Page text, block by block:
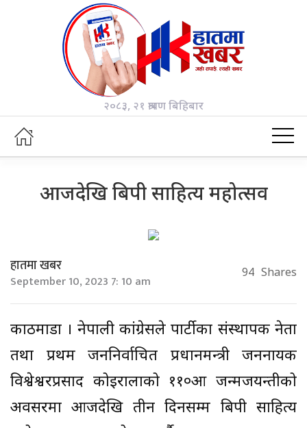
२०८३, २१ श्रावण बिहिबार
आजदेखि बिपी साहित्य महोत्सव
हातमा खबर
September 10, 2023 7: 10 am 94 Shares
काठमाडौँ । नेपाली कांग्रेसले पार्टीका संस्थापक नेता
तथा प्रथम जननिर्वाचित प्रधानमन्त्री जननायक
विश्वेश्वरप्रसाद कोइरालाको ११०औँ जन्मजयन्तीको
अवसरमा आजदेखि तीन दिनसम्म बिपी साहित्य